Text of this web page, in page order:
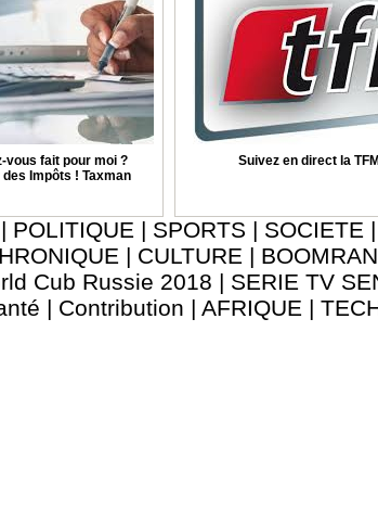
vous fait pour moi ?
Impôts ! Taxman
Suivez en direct la
| POLITIQUE | SPORTS | SOCIETE |
| CULTURE |
Cub Russie 2018 | SERIE TV
| Contribution | AFRIQUE |